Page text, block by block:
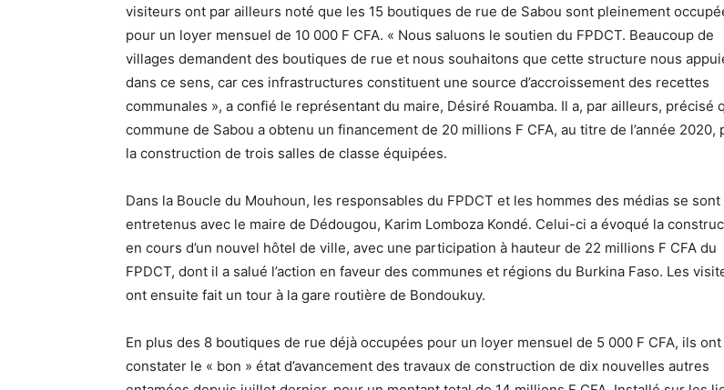
visiteurs ont par ailleurs noté que les 15 boutiques de rue de Sabou sont pleinement
pour un loyer mensuel de 10 000 F CFA. « Nous saluons le soutien du FPDCT. Beaucoup de
villages demandent des boutiques de rue et nous souhaitons que cette structure nous
dans ce sens, car ces infrastructures constituent une source d’accroissement des recettes
communales », a confié le représentant du maire, Désiré Rouamba. Il a, par ailleurs, précisé
commune de Sabou a obtenu un financement de 20 millions F CFA, au titre de l’année 2020,
la construction de trois salles de classe équipées.
Dans la Boucle du Mouhoun, les responsables du FPDCT et les hommes des médias se sont
entretenus avec le maire de Dédougou, Karim Lomboza Kondé. Celui-ci a évoqué la
en cours d’un nouvel hôtel de ville, avec une participation à hauteur de 22 millions F CFA du
FPDCT, dont il a salué l’action en faveur des communes et régions du Burkina Faso. Les
ont ensuite fait un tour à la gare routière de Bondoukuy.
En plus des 8 boutiques de rue déjà occupées pour un loyer mensuel de 5 000 F CFA, ils ont
constater le « bon » état d’avancement des travaux de construction de dix nouvelles autres